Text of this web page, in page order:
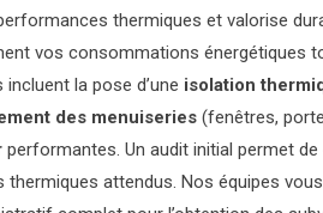
thermiques et valorise
vos consommations énergétiques
la pose d’une isolation
des menuiseries(fenêtres,
performantes. Un audit initial permet
thermiques attendus. Nos équipes